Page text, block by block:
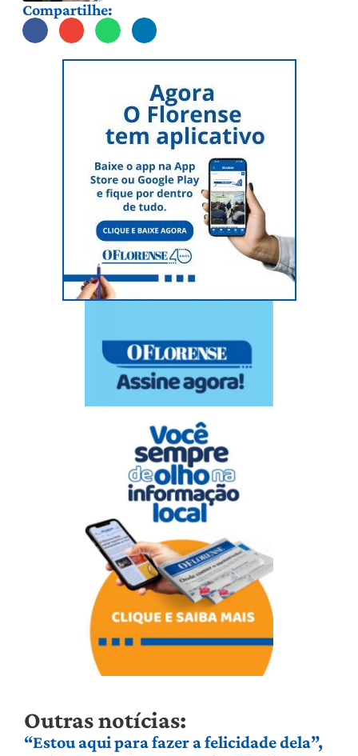
Compartilhe:
Outras notícias:
“Estou aqui para fazer a felicidade dela”,